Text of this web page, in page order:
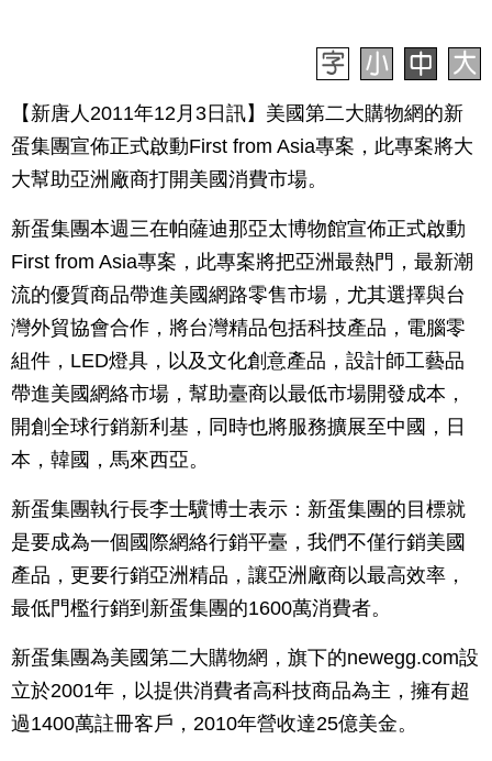
【新唐人2011年12月3日訊】美國第二大購物網的新
蛋集團宣佈正式啟動First from Asia專案，此專案將大
大幫助亞洲廠商打開美國消費市場。
新蛋集團本週三在帕薩迪那亞太博物館宣佈正式啟動
First from Asia專案，此專案將把亞洲最熱門，最新潮
流的優質商品帶進美國網路零售市場，尤其選擇與台
灣外貿協會合作，將台灣精品包括科技產品，電腦零
組件，LED燈具，以及文化創意產品，設計師工藝品
帶進美國網絡市場，幫助臺商以最低市場開發成本，
開創全球行銷新利基，同時也將服務擴展至中國，日
本，韓國，馬來西亞。
新蛋集團執行長李士驥博士表示：新蛋集團的目標就
是要成為一個國際網絡行銷平臺，我們不僅行銷美國
產品，更要行銷亞洲精品，讓亞洲廠商以最高效率，
最低門檻行銷到新蛋集團的1600萬消費者。
新蛋集團為美國第二大購物網，旗下的newegg.com設
立於2001年，以提供消費者高科技商品為主，擁有超
過1400萬註冊客戶，2010年營收達25億美金。